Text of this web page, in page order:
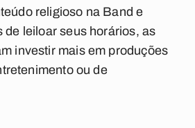
religioso na Band e
de leiloar seus horários, as
investir mais em produções
ou de